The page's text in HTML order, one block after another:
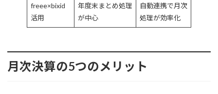
freee×bixid
活用
年度末まとめ処理
が中心
自動連携で月次
処理が効率化
月次決算の5つのメリット